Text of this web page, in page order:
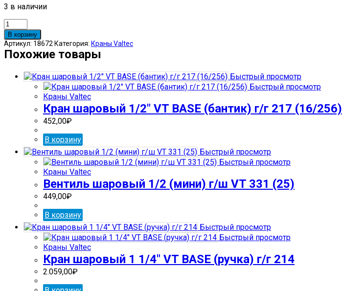
3 в наличии
Количество
товара
Кран
шаровый
3/4"
BASE
(трехход)
В корзину
Артикул: 18672 Категория: Краны Valtec
Похожие товары
Быстрый просмотр
Быстрый просмотр
Краны Valtec
Кран шаровый 1/2″ VT BASE (бантик) г/г 217 (16/256)
452,00₽
В корзину
Быстрый просмотр
Быстрый просмотр
Краны Valtec
Вентиль шаровый 1/2 (мини) г/ш VT 331 (25)
449,00₽
В корзину
Быстрый просмотр
Быстрый просмотр
Краны Valtec
Кран шаровый 1 1/4″ VT BASE (ручка) г/г 214
2.059,00₽